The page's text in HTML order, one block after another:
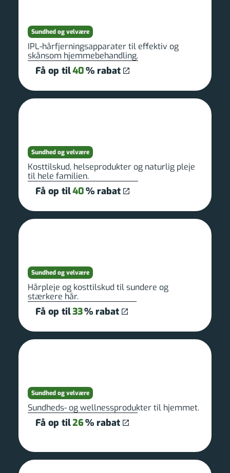
Sundhed og velvære
IPL-hårfjerningsapparater til effektiv og
skånsom hjemmebehandling.
Få op til40% rabat
Sundhed og velvære
Kosttilskud, helseprodukter og naturlig pleje
til hele familien.
Få op til40% rabat
Sundhed og velvære
Hårpleje og kosttilskud til sundere og
stærkere hår.
Få op til33% rabat
Sundhed og velvære
Sundheds- og wellnessprodukter til hjemmet.
Få op til26% rabat